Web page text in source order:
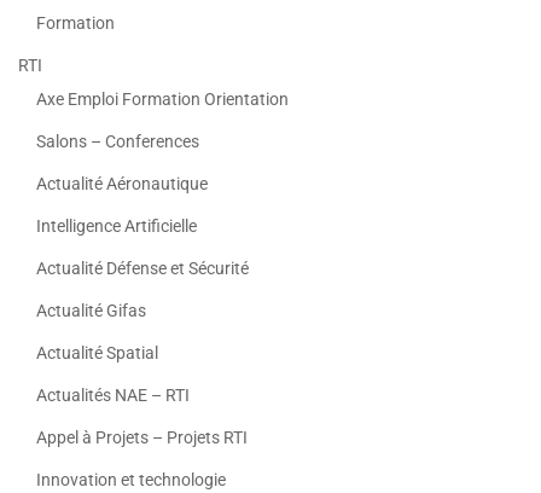
Formation
RTI
Axe Emploi Formation Orientation
Salons – Conferences
Actualité Aéronautique
Intelligence Artificielle
Actualité Défense et Sécurité
Actualité Gifas
Actualité Spatial
Actualités NAE – RTI
Appel à Projets – Projets RTI
Innovation et technologie